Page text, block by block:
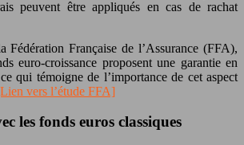
peuvent être appliqués en cas de rachat
Fédération Française de l’Assurance (FFA),
euro-croissance proposent une garantie en
qui témoigne de l’importance de cet aspect
vers l’étude FFA]
les fonds euros classiques